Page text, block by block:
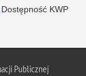
Dostępność KWP
Publicznej